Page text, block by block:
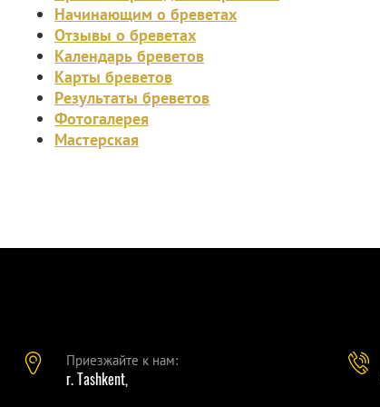
Начинающим о бреветах
Отзывы о бреветах
Календарь бреветов
Карты бреветов
Результаты бреветов
Фотогалерея
Мастерская
Приезжайте к нам:
г. Tashkent,